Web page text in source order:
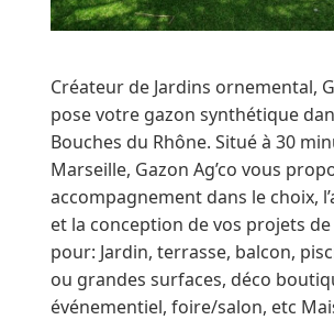
Créateur de Jardins ornemental,
pose votre gazon synthétique
Bouches du Rhône. Situé à 30
Marseille, Gazon Ag’co vous
accompagnement dans le choix,
et la conception de vos projets
pour: Jardin, terrasse, balcon,
ou grandes surfaces, déco
événementiel, foire/salon, etc